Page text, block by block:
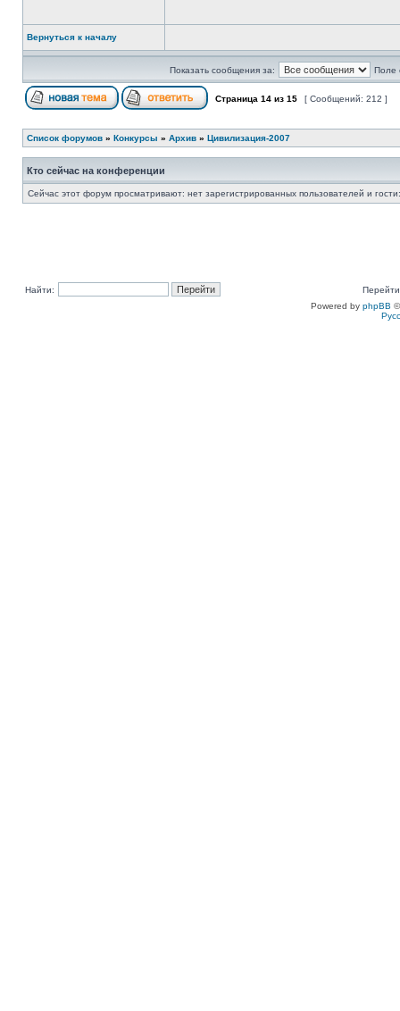
Вернуться к началу
Показать сообщения за: Поле
Страница 14 из 15 [ Сообщений: 212 ]
Список форумов » Конкурсы » Архив » Цивилизация-2007
Кто сейчас на конференции
Сейчас этот форум просматривают: нет зарегистрированных пользователей и
Найти:
Powered by phpBB